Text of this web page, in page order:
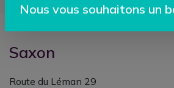
Saxon
Route du Léman 29
Nous vous souhaitons un